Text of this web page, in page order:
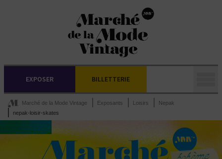
EXPOSER BILLETTERIE
Marché de la Mode Vintage Exposants Loisirs
Nepak
nepak-loisir-skates